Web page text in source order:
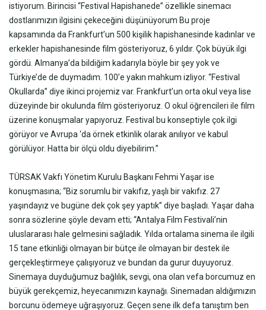
istiyorum. Birincisi “Festival Hapishanede” özellikle sinemacı
dostlarımızın ilgisini çekeceğini düşünüyorum Bu proje
kapsamında da Frankfurt’un 500 kişilik hapishanesinde kadınlar ve
erkekler hapishanesinde film gösteriyoruz, 6 yıldır. Çok büyük ilgi
gördü. Almanya’da bildiğim kadarıyla böyle bir şey yok ve
Türkiye’de de duymadım. 100’e yakın mahkum izliyor. “Festival
Okullarda” diye ikinci projemiz var. Frankfurt’un orta okul veya lise
düzeyinde bir okulunda film gösteriyoruz. O okul öğrencileri ile film
üzerine konuşmalar yapıyoruz. Festival bu konseptiyle çok ilgi
görüyor ve Avrupa ‘da örnek etkinlik olarak anılıyor ve kabul
görülüyor. Hatta bir ölçü oldu diyebilirim.”
TÜRSAK Vakfı Yönetim Kurulu Başkanı Fehmi Yaşar ise
konuşmasına; “Biz sorumlu bir vakıfız, yaşlı bir vakıfız. 27
yaşındayız ve bugüne dek çok şey yaptık” diye başladı. Yaşar daha
sonra sözlerine şöyle devam etti; “Antalya Film Festivali’nin
uluslararası hale gelmesini sağladık. Yılda ortalama sinema ile ilgili
15 tane etkinliği olmayan bir bütçe ile olmayan bir destek ile
gerçekleştirmeye çalışıyoruz ve bundan da gurur duyuyoruz.
Sinemaya duyduğumuz bağlılık, sevgi, ona olan vefa borcumuz en
büyük gerekçemiz, heyecanımızın kaynağı. Sinemadan aldığımızın
borcunu ödemeye uğraşıyoruz. Geçen sene ilk defa tanıştım ben